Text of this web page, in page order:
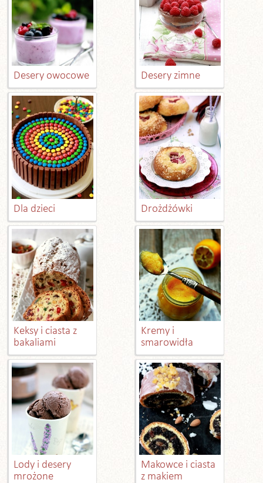
Desery owocowe Desery zimne
Dla dzieci Drożdżówki
Keksy i ciasta z
bakaliami
Kremy i
smarowidła
Lody i desery
mrożone
Makowce i ciasta
z makiem